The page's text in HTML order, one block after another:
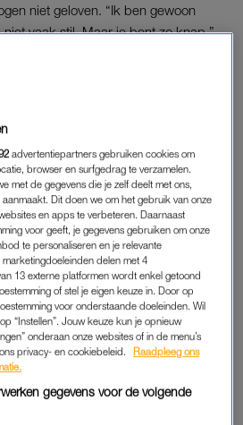
niet geloven. “Ik ben gewoon
vaak stil. Maar je bent zo knap.”
naar zijn broer Patrice, die hem
“Ik genoot met volle teugen”,
wel.”
een foto in vol ornaat. ‘Wat
doen. Marga Brult was mijn
om het goed te krijgen, met
de post.
advertentiepartners gebruiken cookies om
browser en surfgedrag te verzamelen.
met de gegevens die je zelf deelt met ons,
Dit doen we om het gebruik van onze
en apps te verbeteren. Daarnaast
voor geeft, je gegevens gebruiken om onze
te personaliseren en je relevante
delen met 4
13 externe platformen wordt enkel getoond
of stel je eigen keuze in. Door op
voor onderstaande doeleinden. Wil
“Instellen”. Jouw keuze kun je opnieuw
onderaan onze websites of in de menu’s
privacy- en cookiebeleid.
Raadpleeg ons
gegevens voor de volgende